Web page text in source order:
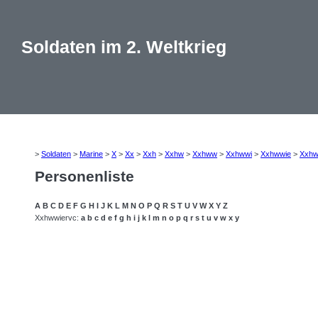
Soldaten im 2. Weltkrieg
> Soldaten > Marine > X > Xx > Xxh > Xxhw > Xxhww > Xxhwwi > Xxhwwie >
Personenliste
A B C D E F G H I J K L M N O P Q R S T U V W X Y Z
Xxhwwiervc: a b c d e f g h i j k l m n o p q r s t u v w x y